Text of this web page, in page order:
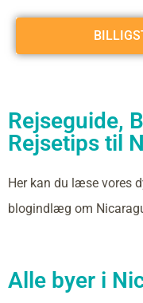
Rejseguide,
Rejsetips til
Her kan du læse vores
blogindlæg om
Alle byer i